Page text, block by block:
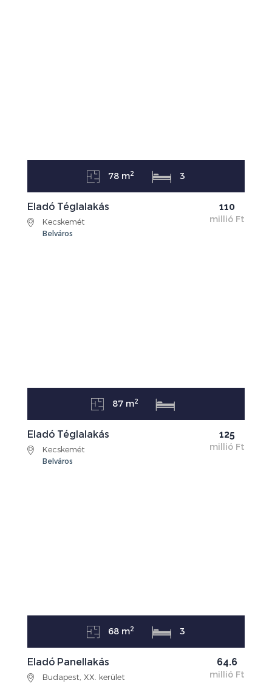
78 m2 3
110
millió Ft
Eladó Téglalakás
Kecskemét
Belváros
87 m2
125
millió Ft
Eladó Téglalakás
Kecskemét
Belváros
68 m2 3
64.6
millió Ft
Eladó Panellakás
Budapest, XX. kerület